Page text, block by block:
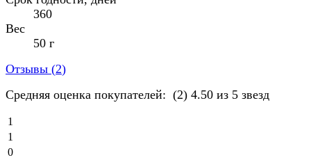
360
Вес
50 г
Отзывы (2)
Средняя оценка покупателей: (2) 4.50 из 5 звезд
1
1
0